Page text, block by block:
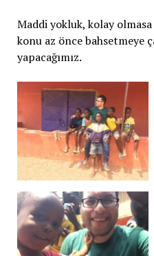
Maddi yokluk, kolay
konu az önce bahsetmeye
yapacağımız.